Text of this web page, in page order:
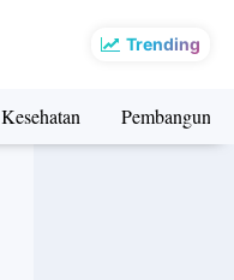
Trending
Kesehatan Pembangunan